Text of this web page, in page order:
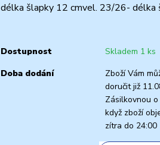
délka šlapky 12 cmvel. 23/26- délka
Dostupnost
Skladem 1 ks
Doba dodání
Zboží Vám
doručit již
Zásilkovnou
když zboží
zítra do 24:00